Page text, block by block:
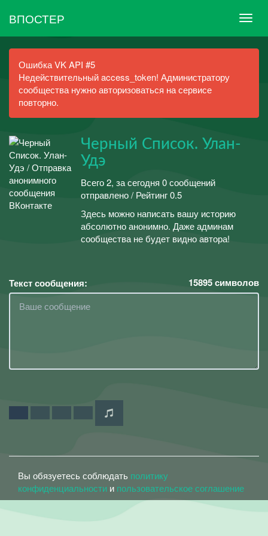
ВПОСТЕР
Ошибка VK API #5
Недействительный access_token! Администратору
сообщества нужно авторизоваться на сервисе
повторно.
Черный Список. Улан-
Удэ
Всего 2, за сегодня 0 сообщений
отправлено / Рейтинг 0.5
Здесь можно написать вашу историю
абсолютно анонимно. Даже админам
сообщества не будет видно автора!
Текст сообщения: 15895символов
Вы обязуетесь соблюдать политику
конфиденциальности и пользовательское соглашение